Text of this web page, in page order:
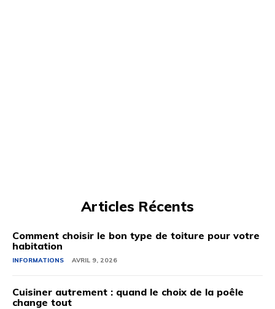
Articles Récents
Comment choisir le bon type de toiture pour votre
habitation
INFORMATIONS AVRIL 9, 2026
Cuisiner autrement : quand le choix de la poêle
change tout